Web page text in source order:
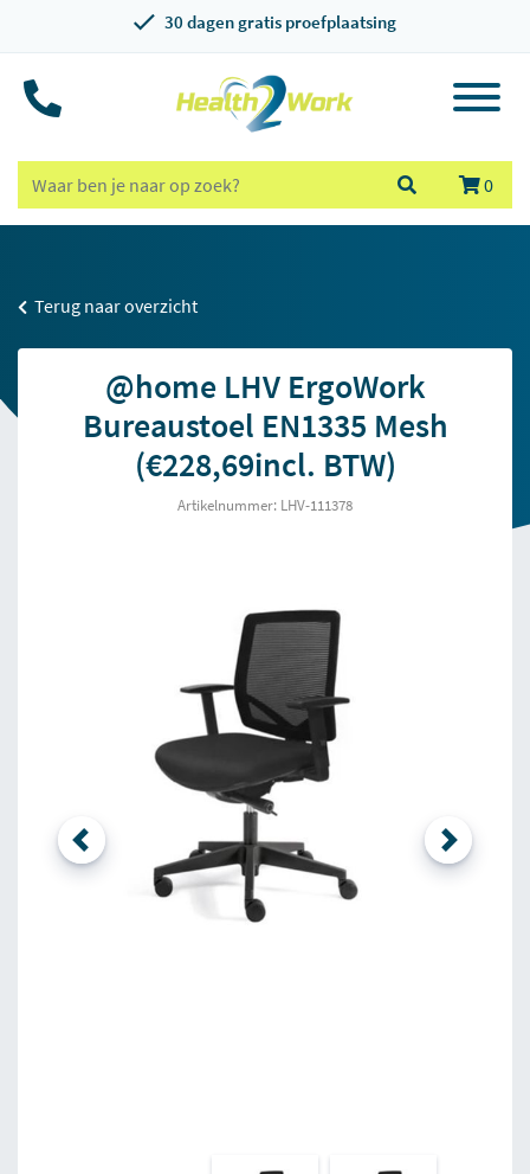
30 dagen gratis proefplaatsing
0
Terug naar overzicht
@home LHV ErgoWork
Bureaustoel EN1335 Mesh
(€228,69incl. BTW)
Artikelnummer: LHV-111378